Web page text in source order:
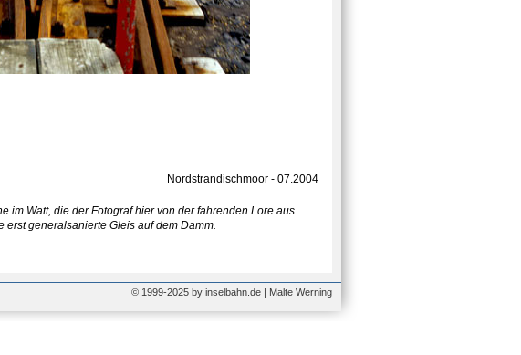
Nordstrandischmoor - 07.2004
im Watt, die der Fotograf hier von der fahrenden Lore aus
erst generalsanierte Gleis auf dem Damm.
© 1999-2025 by inselbahn.de | Malte Werning